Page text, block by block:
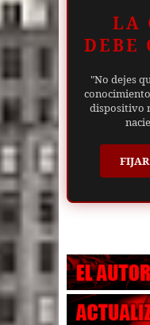
LA
DEBE
"No dejes
dispositivo